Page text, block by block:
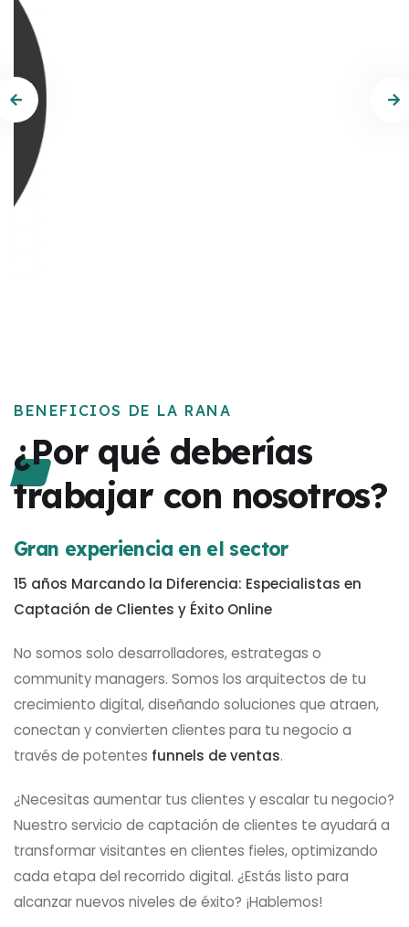
BENEFICIOS DE LA RANA
¿Por qué deberías
trabajar con nosotros?
Gran experiencia en el sector
15 años Marcando la Diferencia: Especialistas en
Captación de Clientes y Éxito Online
No somos solo desarrolladores, estrategas o
community managers. Somos los arquitectos de tu
crecimiento digital, diseñando soluciones que atraen,
conectan y convierten clientes para tu negocio a
través de potentes funnels de ventas.
¿Necesitas aumentar tus clientes y escalar tu negocio?
Nuestro servicio de captación de clientes te ayudará a
transformar visitantes en clientes fieles, optimizando
cada etapa del recorrido digital. ¿Estás listo para
alcanzar nuevos niveles de éxito? ¡Hablemos!